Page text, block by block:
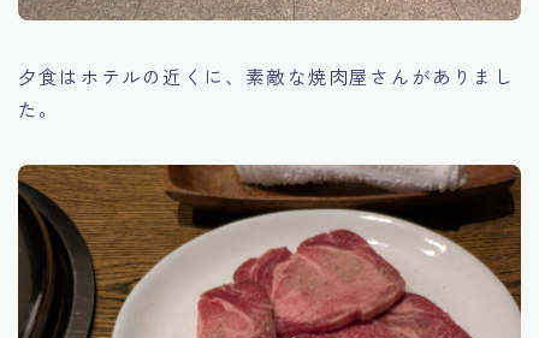
夕食はホテルの近くに、素敵な焼肉屋さんがありまし
た。